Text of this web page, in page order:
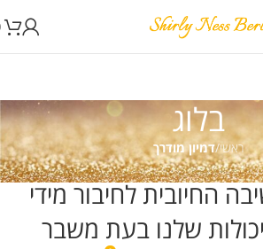
בלוג
ראשי/דמיון מודרך
,חשיבה חיובית מאמרים,טיפולים,כללי,מדיטציה,מחשבה
חיובית,מערכות יחסים
החיובית לחיבור מידי
שלנו בעת משבר